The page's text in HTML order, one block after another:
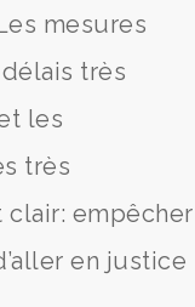
mesures
très
les
très
clair: empêcher
en justice